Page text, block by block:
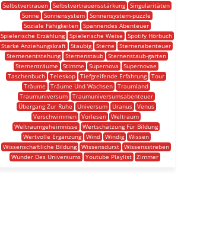
Selbstvertrauen
Selbstvertrauensstärkung
Singularitäten
Sonne
Sonnensystem
Sonnensystem-puzzle
Soziale Fähigkeiten
Spannendes Abenteuer
Spielerische Erzählung
Spielerische Weise
Spotify Hörbuch
Starke Anziehungskraft Staubig Sterne
Sternenabenteuer
Sternenentstehung
Sternenstaub
Sternenstaub-garten
Sternenträume
Stimme Supernova
Supernovae
Taschenbuch Teleskop Tiefgreifende Erfahrung Tour
Träume
Träume Und Wachsen Traumland
Traumuniversum
Traumuniversumsabenteuer
Übergang Zur Ruhe
Universum Uranus
Venus
Verschwimmen Vorlesen Weltraum
Weltraumgeheimnisse
Wertschätzung Für Bildung
Wertvolle Ergänzung Wind Windig Wissen
Wissenschaftliche Bildung Wissensdurst Wissensstreben
Wunder Des Universums
Youtube Playlist Zimmer